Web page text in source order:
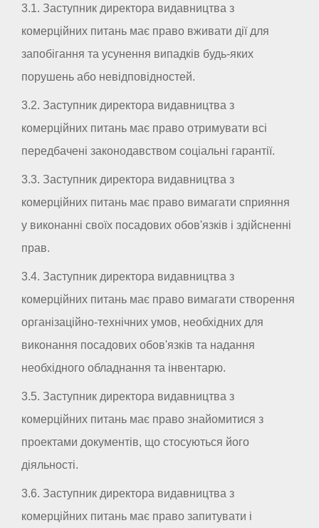
3.1. Заступник директора видавництва з
комерційних питань має право вживати дії для
запобігання та усунення випадків будь-яких
порушень або невідповідностей.
3.2. Заступник директора видавництва з
комерційних питань має право отримувати всі
передбачені законодавством соціальні гарантії.
3.3. Заступник директора видавництва з
комерційних питань має право вимагати сприяння
у виконанні своїх посадових обов'язків і здійсненні
прав.
3.4. Заступник директора видавництва з
комерційних питань має право вимагати створення
організаційно-технічних умов, необхідних для
виконання посадових обов'язків та надання
необхідного обладнання та інвентарю.
3.5. Заступник директора видавництва з
комерційних питань має право знайомитися з
проектами документів, що стосуються його
діяльності.
3.6. Заступник директора видавництва з
комерційних питань має право запитувати і